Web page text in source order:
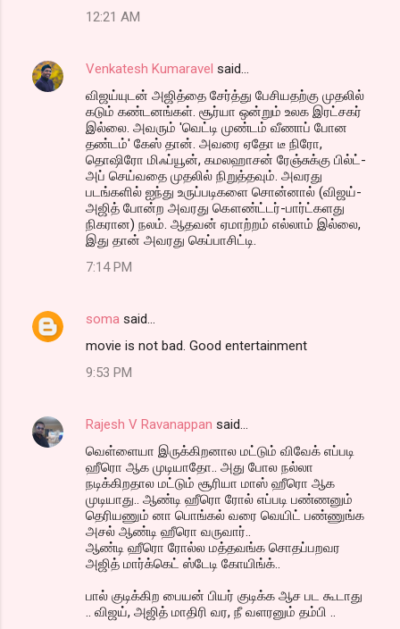
12:21 AM
Venkatesh Kumaravel said…
விஜய்யுடன் அஜித்தை சேர்த்து பேசியதற்கு முதலில்
கடும் கண்டனங்கள். சூர்யா ஒன்றும் உலக இரட்சகர்
இல்லை. அவரும் 'வெட்டி முண்டம் வீணாப் போன
தண்டம்' கேஸ் தான். அவரை ஏதோ டீ நிரோ,
தொஷிரோ மிஃப்யூன், கமலஹாசன் ரேஞ்சுக்கு பில்ட்-
அப் செய்வதை முதலில் நிறுத்தவும். அவரது
படங்களில் ஐந்து உருப்படிகளை சொன்னால் (விஜய்-
அஜித் போன்ற அவரது கௌண்ட்டர்-பார்ட்களது
நிகரான) நலம். ஆதவன் ஏமாற்றம் எல்லாம் இல்லை,
இது தான் அவரது கெப்பாசிட்டி.
7:14 PM
soma said…
movie is not bad. Good entertainment
9:53 PM
Rajesh V Ravanappan said…
வெள்ளையா இருக்கிறனால மட்டும் விவேக் எப்படி
ஹீரொ ஆக முடியாதோ.. அது போல நல்லா
நடிக்கிறதால மட்டும் சூரியா மாஸ் ஹீரொ ஆக
முடியாது.. ஆண்டி ஹீரொ ரோல் எப்படி பண்ணனும்
தெரியணும் னா பொங்கல் வரை வெயிட் பண்ணுங்க
அசல் ஆண்டி ஹீரொ வருவார்..
ஆண்டி ஹீரொ ரோல்ல மத்தவங்க சொதப்பறவர
அஜித் மார்க்கெட் ஸ்டேடி கோயிங்க்..
பால் குடிக்கிற பையன் பியர் குடிக்க ஆச பட கூடாது
.. விஜய், அஜித் மாதிரி வர, நீ வளரனும் தம்பி ..